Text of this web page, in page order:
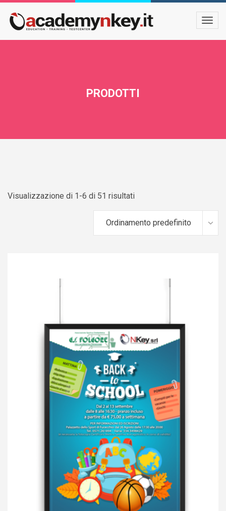
PRODOTTI
Visualizzazione di 1-6 di 51 risultati